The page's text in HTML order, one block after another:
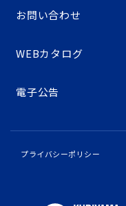
お問い合わせ
WEBカタログ
電子公告
プライバシーポリシー